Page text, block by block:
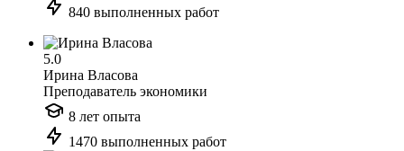
840 выполненных работ
5.0
Ирина Власова
Преподаватель экономики
8 лет опыта
1470 выполненных работ